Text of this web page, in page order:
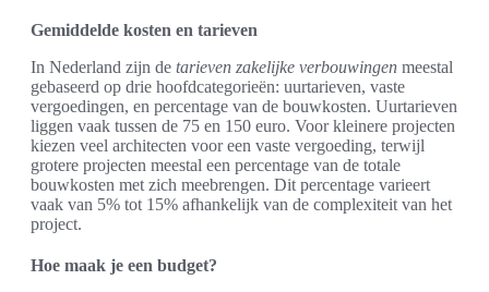
Gemiddelde kosten en tarieven
In Nederland zijn de tarieven zakelijke verbouwingen meestal
gebaseerd op drie hoofdcategorieën: uurtarieven, vaste
vergoedingen, en percentage van de bouwkosten. Uurtarieven
liggen vaak tussen de 75 en 150 euro. Voor kleinere projecten
kiezen veel architecten voor een vaste vergoeding, terwijl
grotere projecten meestal een percentage van de totale
bouwkosten met zich meebrengen. Dit percentage varieert
vaak van 5% tot 15% afhankelijk van de complexiteit van het
project.
Hoe maak je een budget?